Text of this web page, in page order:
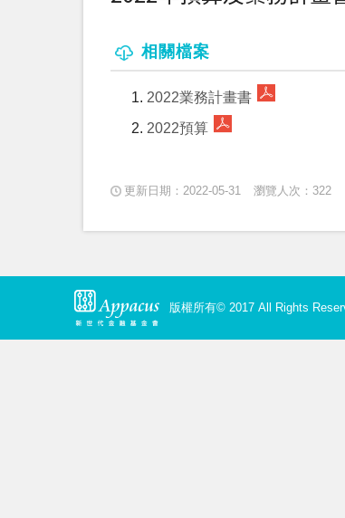
相關檔案
2022業務計畫書
2022預算
更新日期：2022-05-31 瀏覽人次：322
版權所有© 2017 All Rights